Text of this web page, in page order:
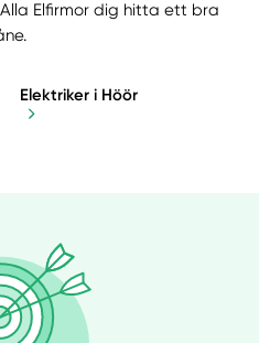
Elfirmor dig hitta ett bra
Elektriker i Höör